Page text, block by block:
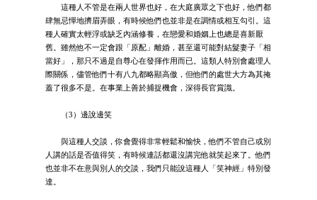
這種人不管是在兩人世界也好，在大庭廣眾之下也好，他們都
肆無忌憚地擠眉弄眼，有時候他們也並非是在調情或相互勾引。這
種人確實太輕浮或缺乏內涵修養，在戀愛和婚姻上也總是喜新厭
舊。雖然他不一定會跟「原配」離婚，甚至還可能對結髮妻子「相
當好」，那只不過是自尊心在發揮作用而已。這類人特別會處理人
際關係，儘管他們十有八九都略顯高傲，但他們的處世大方為其掩
蓋了很多不是。在事業上善於捕捉機會，深得長官賞識。
（3）邊說邊笑
與這種人交談，你會覺得非常輕鬆和愉快，他們不管自己或別
人講的話是否值得笑，有時候連話都還沒講完他就笑起來了。他們
也並非不在意與別人的交談，我們只能說這種人「笑神經」特別發
達。